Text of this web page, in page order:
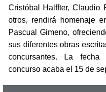
Cristóbal Halffter, Claudio
otros, rendirá homenaje
Pascual Gimeno,
sus diferentes obras
concursantes. La
concurso acaba el 15 de